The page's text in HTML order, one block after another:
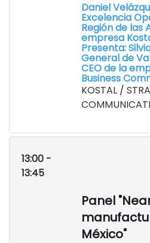
Daniel
Excelencia
Región de las
empresa
Presenta:
General de
CEO de la
Business
KOSTAL /
13:00 -
13:45
Panel
México"